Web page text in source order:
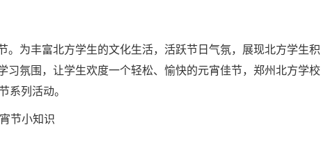
。为丰富北方学生的文化生活，活跃节日气氛，展现北方学生积
氛围，让学生欢度一个轻松、愉快的元宵佳节，郑州北方学校
系列活动。
节小知识